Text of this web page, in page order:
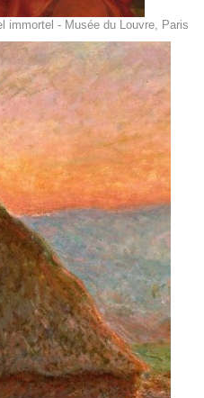
immortel - Musée du Louvre, Paris